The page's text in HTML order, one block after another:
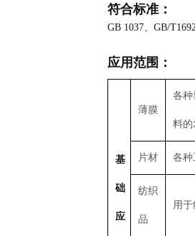
符合标准：
GB 1037、GB/
应用范围：
基
础
应
薄膜
各种
料的
片材 各种
纺织
品
用